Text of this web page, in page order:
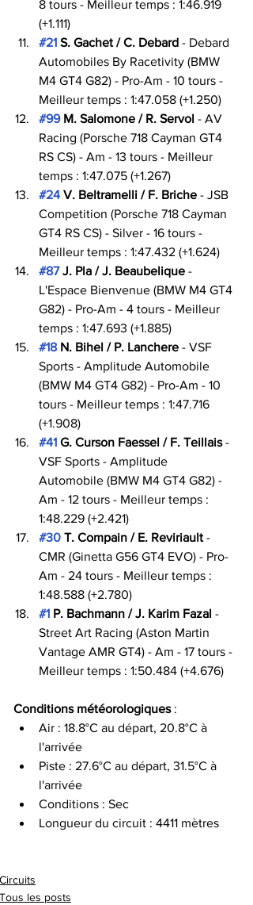
8 tours - Meilleur temps : 1:46.919
(+1.111)
#21 S. Gachet / C. Debard - Debard
Automobiles By Racetivity (BMW
M4 GT4 G82) - Pro-Am - 10 tours -
Meilleur temps : 1:47.058 (+1.250)
#99 M. Salomone / R. Servol - AV
Racing (Porsche 718 Cayman GT4
RS CS) - Am - 13 tours - Meilleur
temps : 1:47.075 (+1.267)
#24 V. Beltramelli / F. Briche - JSB
Competition (Porsche 718 Cayman
GT4 RS CS) - Silver - 16 tours -
Meilleur temps : 1:47.432 (+1.624)
#87 J. Pla / J. Beaubelique -
L'Espace Bienvenue (BMW M4 GT4
G82) - Pro-Am - 4 tours - Meilleur
temps : 1:47.693 (+1.885)
#18 N. Bihel / P. Lanchere - VSF
Sports - Amplitude Automobile
(BMW M4 GT4 G82) - Pro-Am - 10
tours - Meilleur temps : 1:47.716
(+1.908)
#41 G. Curson Faessel / F. Teillais -
VSF Sports - Amplitude
Automobile (BMW M4 GT4 G82) -
Am - 12 tours - Meilleur temps :
1:48.229 (+2.421)
#30 T. Compain / E. Reviriault -
CMR (Ginetta G56 GT4 EVO) - Pro-
Am - 24 tours - Meilleur temps :
1:48.588 (+2.780)
#1 P. Bachmann / J. Karim Fazal -
Street Art Racing (Aston Martin
Vantage AMR GT4) - Am - 17 tours -
Meilleur temps : 1:50.484 (+4.676)
Conditions météorologiques :
Air : 18.8°C au départ, 20.8°C à
l'arrivée
Piste : 27.6°C au départ, 31.5°C à
l'arrivée
Conditions : Sec
Longueur du circuit : 4411 mètres
Circuits
Tous les posts